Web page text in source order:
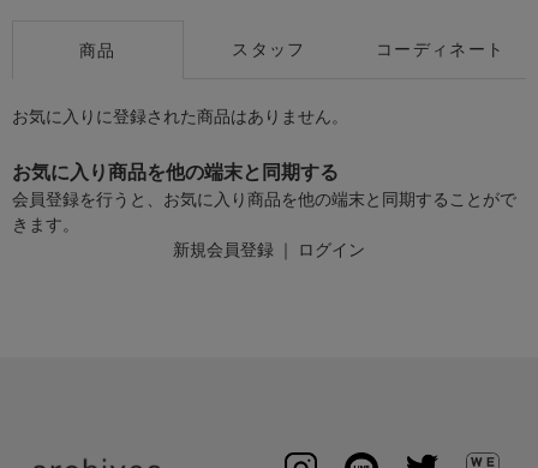
商品 スタッフ コーディネート
お気に入りに登録された商品はありません。
お気に入り商品を他の端末と同期する
会員登録を行うと、お気に入り商品を他の端末と同期することがで
きます。
新規会員登録 ｜ ログイン